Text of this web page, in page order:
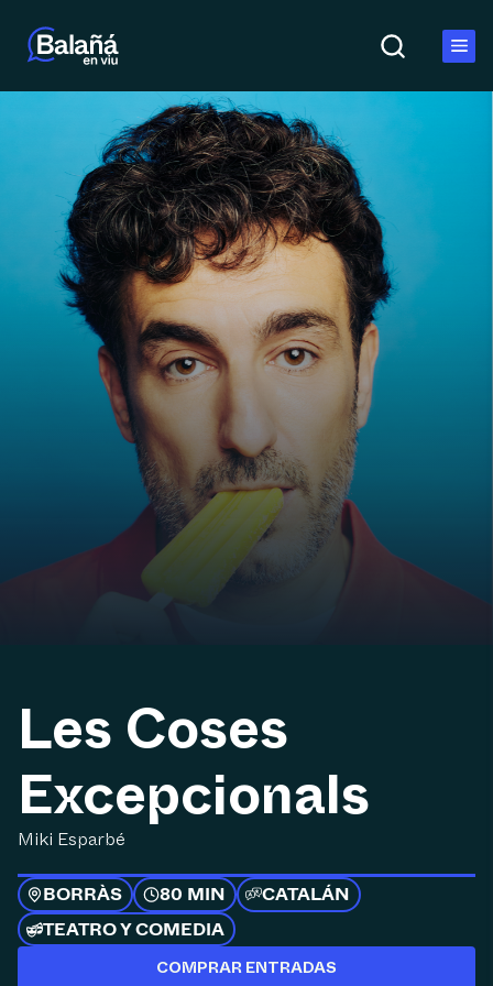
Les Coses
Excepcionals
Miki Esparbé
BORRÀS 80 MIN
CATALÁN
TEATRO Y COMEDIA
COMPRAR ENTRADAS